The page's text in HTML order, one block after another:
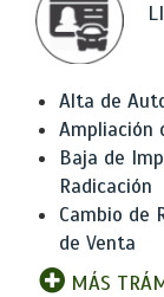
Alta de
Ampliación
Baja de
Radicación
Cambio de
de Venta
MÁS